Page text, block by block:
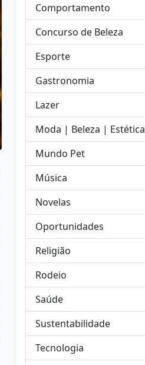
Comportamento
Concurso de Beleza
Esporte
Gastronomia
Lazer
Moda | Beleza | Estética
Mundo Pet
Música
Novelas
Oportunidades
Religião
Rodeio
Saúde
Sustentabilidade
Tecnologia